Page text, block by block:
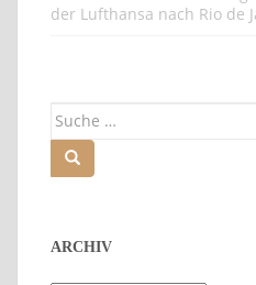
der Lufthansa nach Rio de
ARCHIV